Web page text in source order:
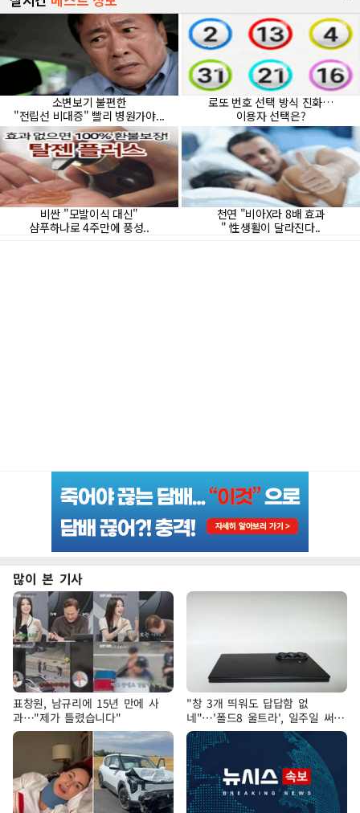
많이 본 기사
표창원, 남규리에 15년 만에 사
과…"제가 틀렸습니다"
"창 3개 띄워도 답답함 없
네"…'폴드8 울트라', 일주일 써보
니